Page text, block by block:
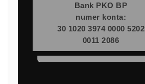
Bank PKO BP
numer konta:
30 1020 3974 0000 5202
0011 2086